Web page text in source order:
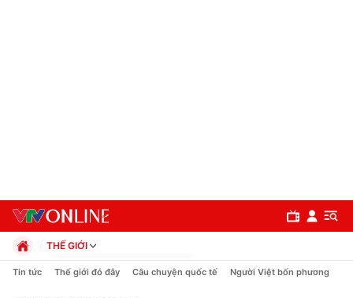
THẾ GIỚI
Chính trị
Tin tức Thế giới đó đây Câu chuyện quốc tế Người Việt bốn phương